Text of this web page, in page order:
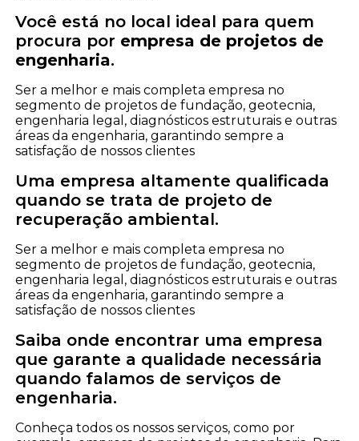
Você está no local ideal para quem
procura por empresa de projetos de
engenharia.
Ser a melhor e mais completa empresa no
segmento de projetos de fundação, geotecnia,
engenharia legal, diagnósticos estruturais e outras
áreas da engenharia, garantindo sempre a
satisfação de nossos clientes
Uma empresa altamente qualificada
quando se trata de projeto de
recuperação ambiental.
Ser a melhor e mais completa empresa no
segmento de projetos de fundação, geotecnia,
engenharia legal, diagnósticos estruturais e outras
áreas da engenharia, garantindo sempre a
satisfação de nossos clientes
Saiba onde encontrar uma empresa
que garante a qualidade necessária
quando falamos de serviços de
engenharia.
Conheça todos os nossos serviços, como por